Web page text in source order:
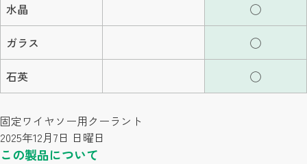
水晶 ◯
ガラス ◯
石英 ◯
固定ワイヤソー用クーラント
2025年12月7日 日曜日
この製品について